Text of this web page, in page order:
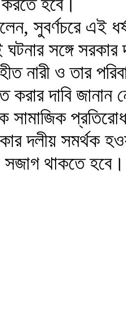
সুবর্ণচরে এই
সঙ্গে সরকার
নারী ও তার
করার দাবি জানান
সামাজিক
দলীয় সমর্থক
সজাগ থাকতে